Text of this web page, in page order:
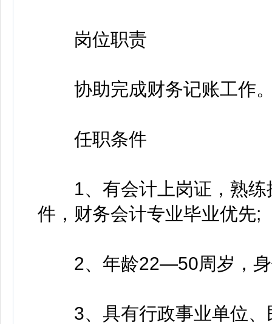
岗位职责
协助完成财务记账工作
任职条件
1、有会计上岗证，熟练
件，财务会计专业毕业优先;
2、年龄22—50周岁，身
3、具有行政事业单位、